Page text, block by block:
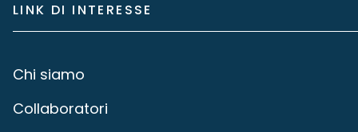
LINK DI INTERESSE
Chi siamo
Collaboratori